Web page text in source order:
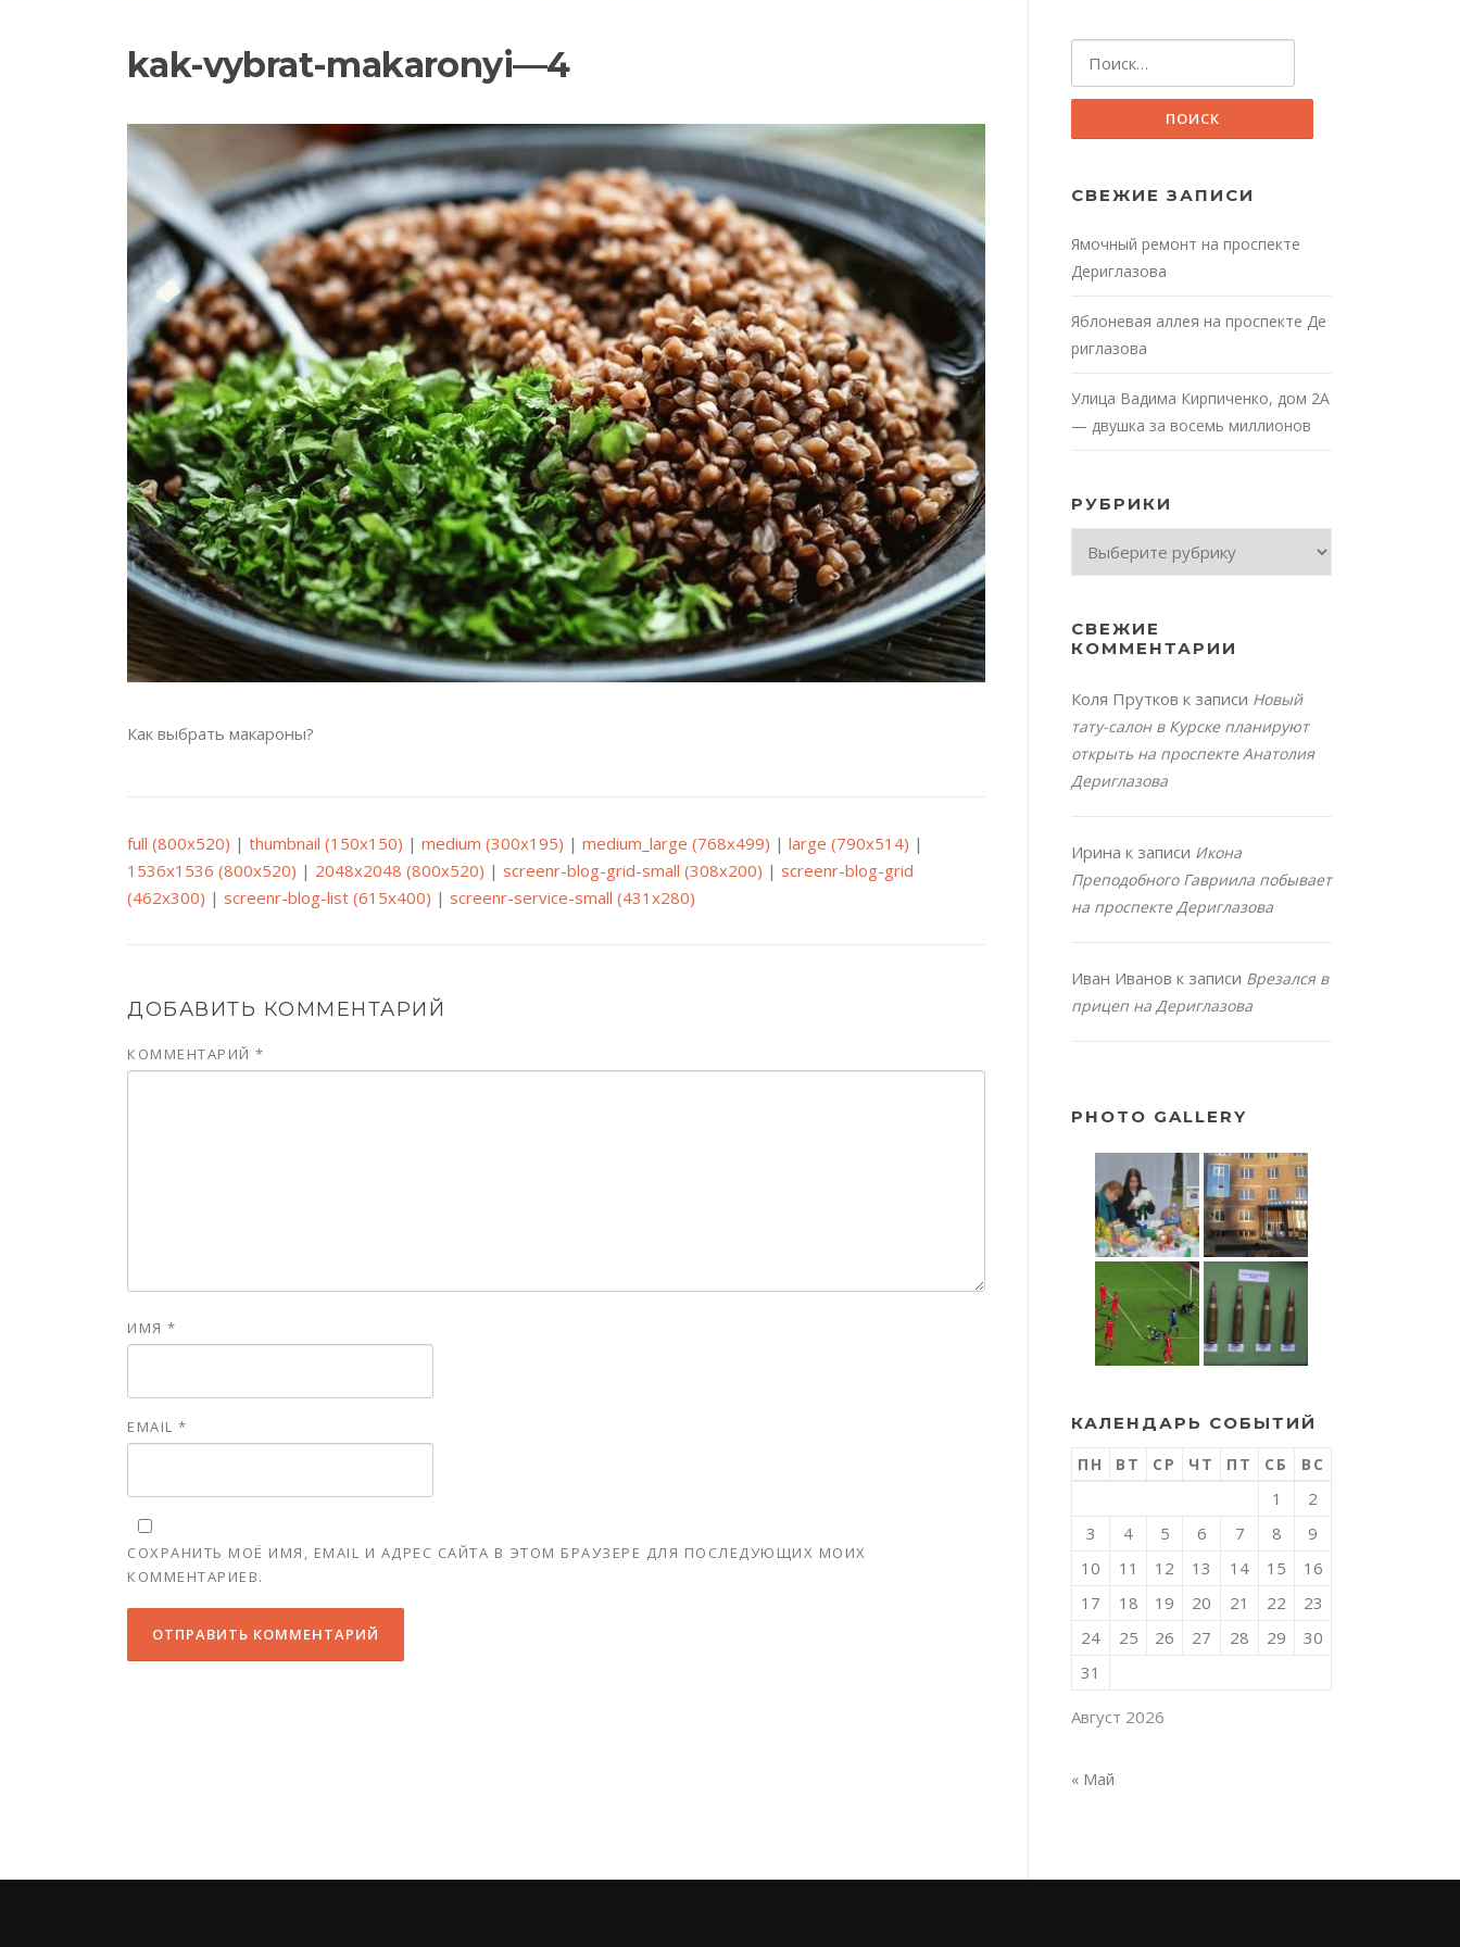
kak-vybrat-makaronyi—4
Как выбрать макароны?
full (800x520) | thumbnail (150x150) | medium (300x195) | medium_large (768x499) | large (790x514) |
1536x1536 (800x520) | 2048x2048 (800x520) | screenr-blog-grid-small (308x200) | screenr-blog-grid
(462x300) | screenr-blog-list (615x400) | screenr-service-small (431x280)
ДОБАВИТЬ КОММЕНТАРИЙ
КОММЕНТАРИЙ *
ИМЯ *
EMAIL *
СОХРАНИТЬ МОЁ ИМЯ, EMAIL И АДРЕС САЙТА В ЭТОМ БРАУЗЕРЕ ДЛЯ ПОСЛЕДУЮЩИХ МОИХ
КОММЕНТАРИЕВ.
СВЕЖИЕ ЗАПИСИ
Ямочный ремонт на проспекте
Дериглазова
Яблоневая аллея на проспекте Де
риглазова
Улица Вадима Кирпиченко, дом 2А
— двушка за восемь миллионов
РУБРИКИ
СВЕЖИЕ
КОММЕНТАРИИ
Коля Прутков к записи Новый
тату-салон в Курске планируют
открыть на проспекте Анатолия
Дериглазова
Ирина к записи Икона
Преподобного Гавриила побывает
на проспекте Дериглазова
Иван Иванов к записи Врезался в
прицеп на Дериглазова
PHOTO GALLERY
КАЛЕНДАРЬ СОБЫТИЙ
Август 2026
ПН ВТ СР ЧТ ПТ СБ ВС
1
2
3
4 5 6 7 8
9
10
11 12 13 14 15
16
17
18 19 20 21 22
23
24
25 26 27 28 29
30
31
« Май